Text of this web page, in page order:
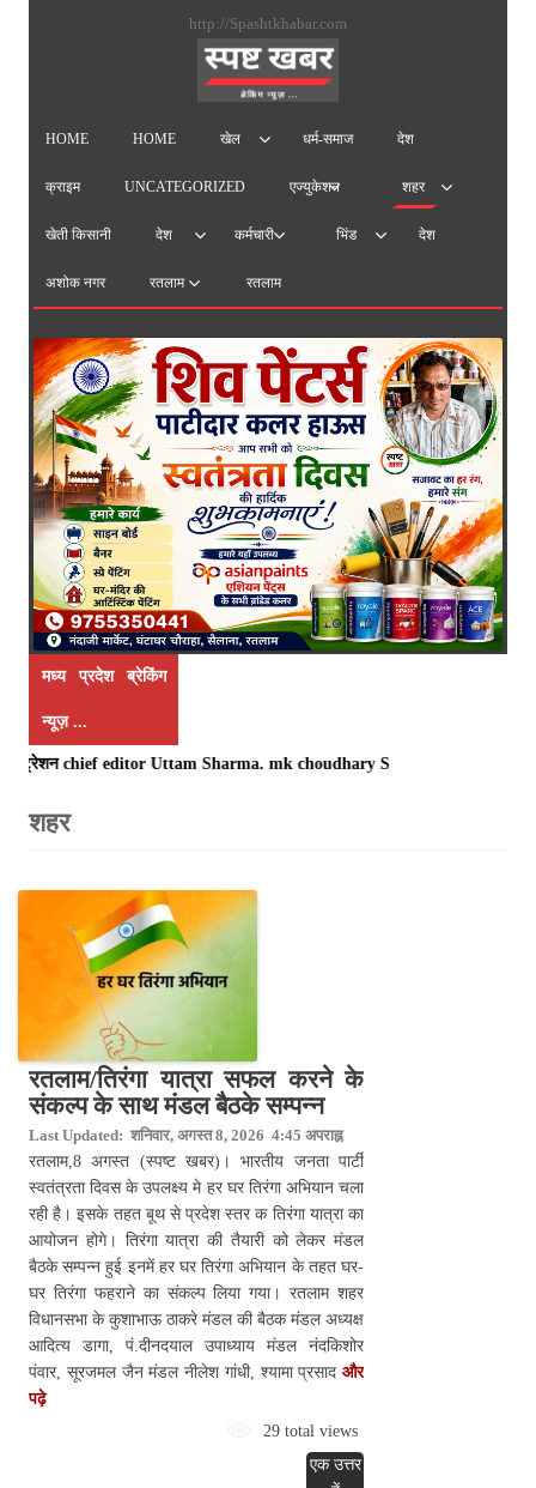
http://Spashtkhabar.com
HOME HOME खेल धर्म-समाज देश
क्राइम UNCATEGORIZED एज्युकेशन शहर
खेती किसानी देश कर्मचारी भिंड देश
अशोक नगर रतलाम रतलाम
मध्य प्रदेश ब्रेकिंग
न्यूज़ ...
editor Uttam Sharma. mk choudhary Spasht.K@gmail.com .
रतलाम/तिरंगा यात्रा सफल करने के
संकल्प के साथ मंडल बैठके सम्पन्न
Last Updated: शनिवार, अगस्त 8, 2026 4:45 अपराह्न
रतलाम,8 अगस्त (स्पष्ट खबर)। भारतीय जनता पार्टी
स्वतंत्रता दिवस के उपलक्ष्य मे हर घर तिरंगा अभियान चला
रही है। इसके तहत बूथ से प्रदेश स्तर क तिरंगा यात्रा का
आयोजन होगे। तिरंगा यात्रा की तैयारी को लेकर मंडल
बैठके सम्पन्न हुई इनमें हर घर तिरंगा अभियान के तहत घर-
घर तिरंगा फहराने का संकल्प लिया गया। रतलाम शहर
विधानसभा के कुशाभाऊ ठाकरे मंडल की बैठक मंडल अध्यक्ष
आदित्य डागा, पं.दीनदयाल उपाध्याय मंडल नंदकिशोर
पंवार, सूरजमल जैन मंडल नीलेश गांधी, श्यामा प्रसाद और
पढ़े
29 total views
एक उत्तर